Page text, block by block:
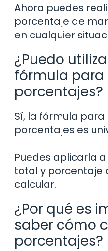
Ahora puedes
porcentaje de
en cualquier
¿Puedo
fórmula
porcentajes?
Sí, la fórmula
porcentajes es
Puedes aplicarla
total y porcentaje
calcular.
¿Por qué es
saber cómo
porcentajes?